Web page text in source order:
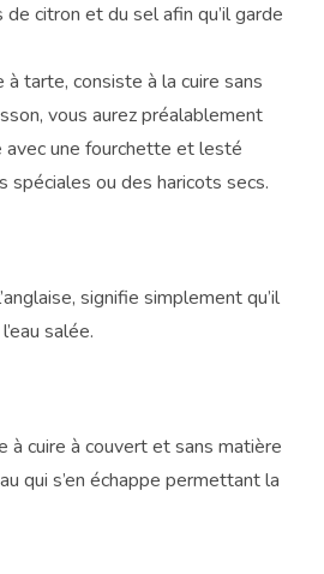
de citron et du sel afin qu’il garde
à tarte, consiste à la cuire sans
vous aurez préalablement
une fourchette et lesté
spéciales ou des haricots secs.
signifie simplement qu’il
salée.
à cuire à couvert et sans matière
qui s’en échappe permettant la